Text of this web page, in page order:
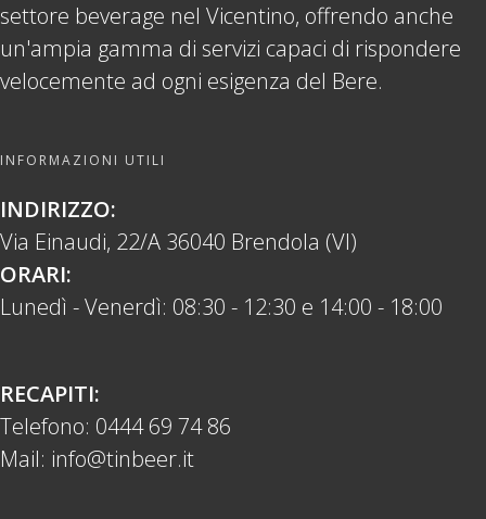
settore beverage nel Vicentino, offrendo anche
un'ampia gamma di servizi capaci di rispondere
velocemente ad ogni esigenza del Bere.
INFORMAZIONI UTILI
INDIRIZZO:
Via Einaudi, 22/A 36040 Brendola (VI)
ORARI:
Lunedì - Venerdì: 08:30 - 12:30 e 14:00 - 18:00
RECAPITI:
Telefono: 0444 69 74 86
Mail: info@tinbeer.it